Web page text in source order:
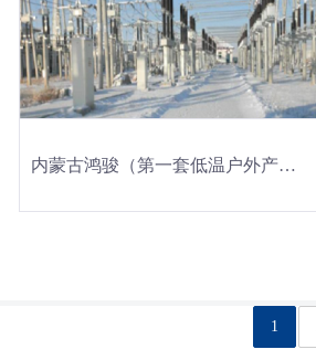
内蒙古鸿骏（第一套低温户外产品）
1